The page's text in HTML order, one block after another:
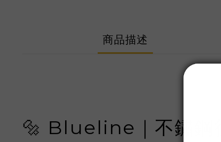
商品描述
🔩 Blueline｜不鏽鋼